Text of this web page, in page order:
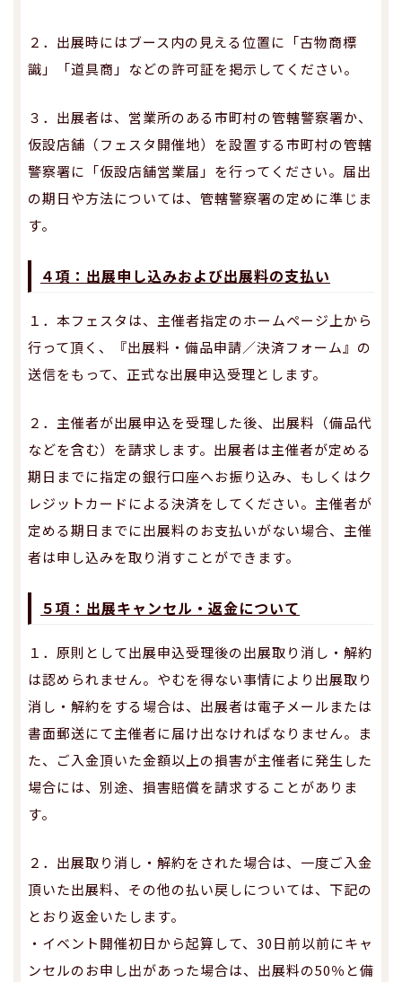
２．出展時にはブース内の見える位置に「古物商標
識」「道具商」などの許可証を掲示してください。
３．出展者は、営業所のある市町村の管轄警察署か、
仮設店舗（フェスタ開催地）を設置する市町村の管轄
警察署に「仮設店舗営業届」を行ってください。届出
の期日や方法については、管轄警察署の定めに準じま
す。
４項：出展申し込みおよび出展料の支払い
１．本フェスタは、主催者指定のホームページ上から
行って頂く、『出展料・備品申請／決済フォーム』の
送信をもって、正式な出展申込受理とします。
２．主催者が出展申込を受理した後、出展料（備品代
などを含む）を請求します。出展者は主催者が定める
期日までに指定の銀行口座へお振り込み、もしくはク
レジットカードによる決済をしてください。主催者が
定める期日までに出展料のお支払いがない場合、主催
者は申し込みを取り消すことができます。
５項：出展キャンセル・返金について
１．原則として出展申込受理後の出展取り消し・解約
は認められません。やむを得ない事情により出展取り
消し・解約をする場合は、出展者は電子メールまたは
書面郵送にて主催者に届け出なければなりません。ま
た、ご入金頂いた金額以上の損害が主催者に発生した
場合には、別途、損害賠償を請求することがありま
す。
２．出展取り消し・解約をされた場合は、一度ご入金
頂いた出展料、その他の払い戻しについては、下記の
とおり返金いたします。
・イベント開催初日から起算して、30日前以前にキャ
ンセルのお申し出があった場合は、出展料の50％と備